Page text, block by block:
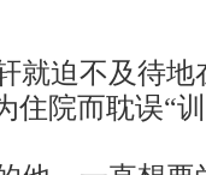
就迫不及待
住院而耽误“